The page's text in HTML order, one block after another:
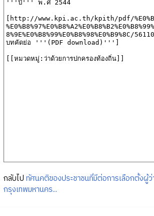
กลับไป ทัศนคติของประชาชนที่มีต่อการเลือกตั้งผู้ว่
กรุงเทพมหานคร...